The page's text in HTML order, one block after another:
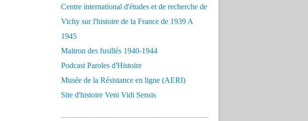
Centre international d'études et de recherche de
Vichy sur l'histoire de la France de 1939 A
1945
Maitron des fusillés 1940-1944
Podcast Paroles d'Histoire
Musée de la Résistance en ligne (AERI)
Site d'histoire Veni Vidi Sensis